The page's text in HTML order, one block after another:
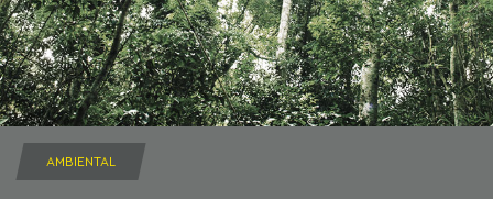
AMBIENTAL